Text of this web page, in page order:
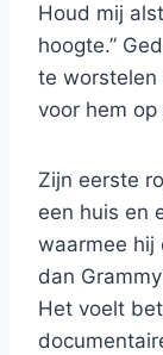
Houd mij
hoogte.”
te worstelen
voor hem
Zijn eerste
een huis en
waarmee hij
dan
Het voelt